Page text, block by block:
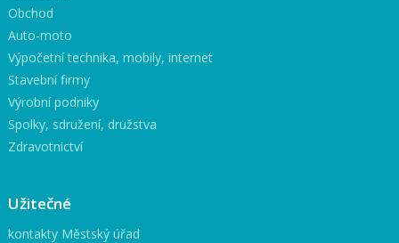
Obchod
Auto-moto
Výpočetní technika, mobily, internet
Stavební firmy
Výrobní podniky
Spolky, sdružení, družstva
Zdravotnictví
Užitečné
kontakty Městský úřad